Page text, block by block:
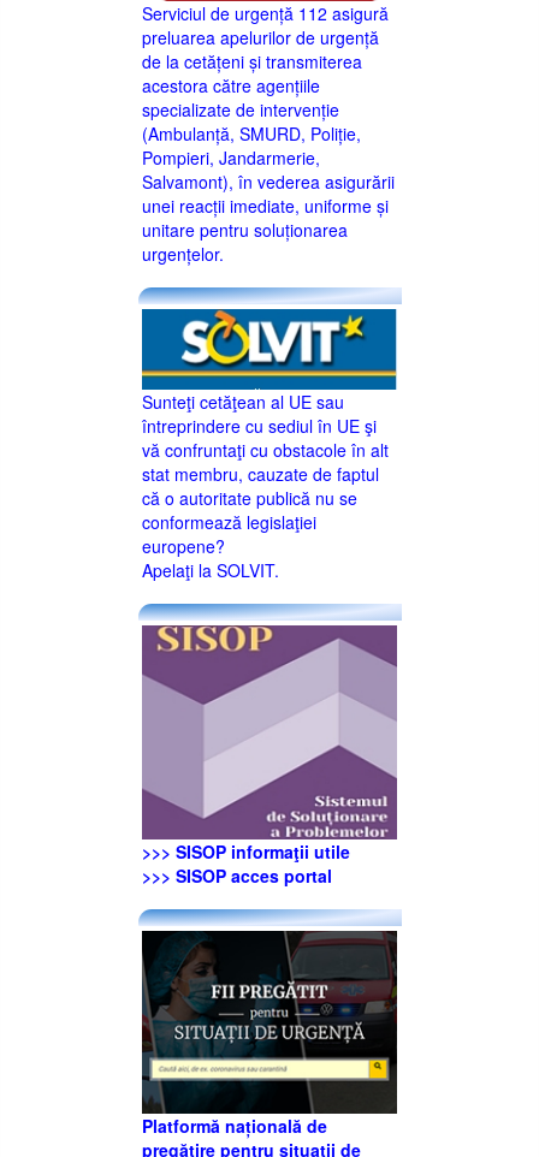
Serviciul de urgență 112 asigură
preluarea apelurilor de urgență
de la cetățeni și transmiterea
acestora către agențiile
specializate de intervenție
(Ambulanță, SMURD, Poliție,
Pompieri, Jandarmerie,
Salvamont), în vederea asigurării
unei reacții imediate, uniforme și
unitare pentru soluționarea
urgențelor.
Sunteţi cetăţean al UE sau
întreprindere cu sediul în UE şi
vă confruntaţi cu obstacole în alt
stat membru, cauzate de faptul
că o autoritate publică nu se
conformează legislaţiei
europene?
Apelaţi la SOLVIT.
>>> SISOP informaţii utile
>>> SISOP acces portal
Platformă națională de
pregătire pentru situații de